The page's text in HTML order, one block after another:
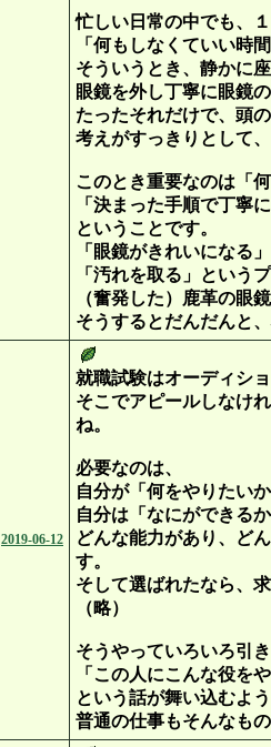
忙しい日常の中でも、
「何もしなくていい時
そういうとき、静かに
眼鏡を外し丁寧に眼鏡
たったそれだけで、頭
考えがすっきりとして
このとき重要なのは「
「決まった手順で丁寧
ということです。
「眼鏡がきれいになる
「汚れを取る」という
（奮発した）鹿革の眼
そうするとだんだんと
2019-06-12
就職試験はオーディシ
そこでアピールしなけ
ね。
必要なのは、
自分が「何をやりたい
自分は「なにができる
どんな能力があり、ど
す。
そして選ばれたなら、
（略）
そうやっていろいろ引
「この人にこんな役を
という話が舞い込むよ
普通の仕事もそんなも